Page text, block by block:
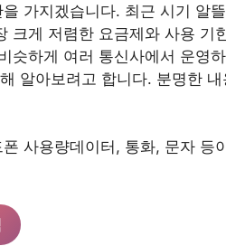
가지겠습니다. 최근 시기 알
크게 저렴한 요금제와 사용 기
슷하게 여러 통신사에서 운영
알아보려고 합니다. 분명한
사용량데이터, 통화, 문자 등